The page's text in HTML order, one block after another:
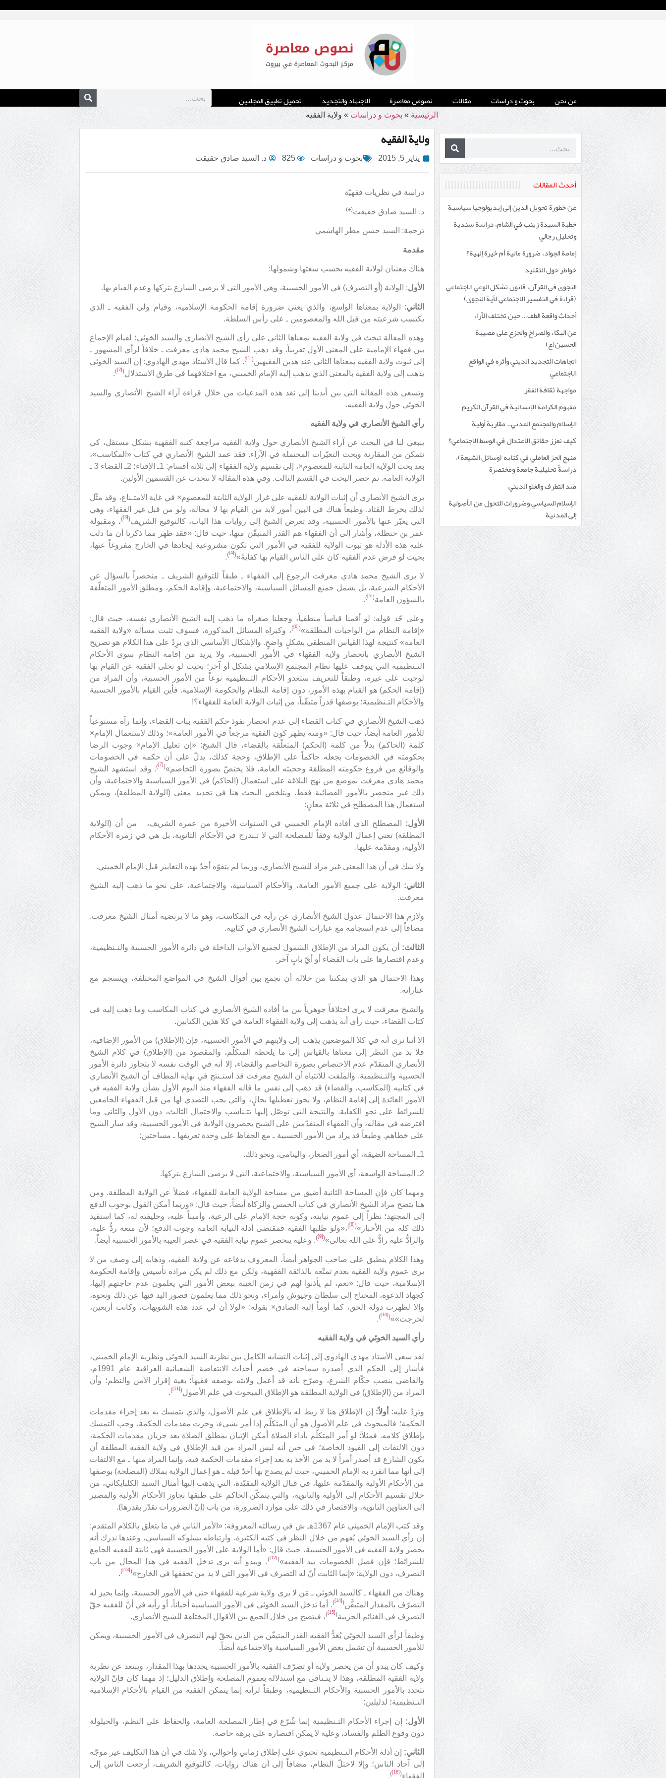
من نحن بحوث و دراسات مقالات نصوص معاصرة الاجتهاد والتجديد تحميل تطبيق المجلتين
الرئيسية » بحوث و دراسات » ولاية الفقيه
أحدث المقالات
عن خطورة تحويل الدين إلى إيديولوجيا سياسية
خطبة السيدة زينب في الشام، دراسة سندية
وتحليل رجالي
إمامة الجواد، ضرورة مالية أم خيرة إلهية؟
خواطر حول التقليد
النجوى في القرآن، قانون تشكل الوعي الاجتماعي
(قراءة في التفسير الاجتماعي لآية النجوى)
أحداث واقعة الطف… حين تختلف الآراء
عن البكاء والصراخ والجزع على مصيبة
الحسين(ع)
اتجاهات التجديد الديني وأثره في الواقع
الاجتماعي
مواجهة ثقافة الفقر
مفهوم الكرامة الإنسانية في القرآن الكريم
الإسلام والمجتمع المدني.. مقاربة أولية
كيف نعزز حقائق الاعتدال في الوسط الاجتماعي؟
منهج الحرّ العاملي في كتابه (وسائل الشيعة)،
دراسةٌ تحليلية جامعة ومختصرة
ضد التطرف والغلو الديني
الإسلام السياسي وضرورات التحول من الأصولية
إلى المدنية
ولاية الفقيه
يناير 5, 2015 بحوث و دراسات 825 د. السيد صادق حقيقت
دراسة في نظريات فقهيّة
د. السيد صادق حقيقت(
*
)
ترجمة: السيد حسن مطر الهاشمي
مقدمة
هناك معنيان لولاية الفقيه بحسب سعتها وشمولها:
الأول: الولاية (أو التصرف) في الأمور الحسبية، وهي الأمور التي لا يرضى الشارع بتركها وعدم القيام بها.
الثاني: الولاية بمعناها الواسع، والذي يعني ضرورة إقامة الحكومة الإسلامية، وقيام ولي الفقيه ـ الذي
يكتسب شرعيته من قبل الله والمعصومين ـ على رأس السلطة.
وهذه المقالة تبحث في ولاية الفقيه بمعناها الثاني على رأي الشيخ الأنصاري والسيد الخوئي؛ لقيام الإجماع
بين فقهاء الإمامية على المعنى الأول تقريباً. وقد ذهب الشيخ محمد هادي معرفت ـ خلافاً لرأي المشهور ـ
إلى ثبوت ولاية الفقيه بمعناها الثاني عند هذين الفقيهين(
[1]
). كما قال الأستاذ مهدي الهادوي: إن السيد الخوئي
يذهب إلى ولاية الفقيه بالمعنى الذي يذهب إليه الإمام الخميني، مع اختلافهما في طرق الاستدلال(
[2]
)
.
وتسعى هذه المقالة التي بين أيدينا إلى نقد هذه المدعيات من خلال قراءة آراء الشيخ الأنصاري والسيد
الخوئي حول ولاية الفقيه.
رأي الشيخ الأنصاري في ولاية الفقيه
ينبغي لنا في البحث عن آراء الشيخ الأنصاري حول ولاية الفقيه مراجعة كتبه الفقهية بشكل مستقل، كي
نتمكن من المقارنة وبحث التغيّرات المحتملة في الآراء. فقد عمد الشيخ الأنصاري في كتاب «المكاسب»،
بعد بحث الولاية العامة الثابتة للمعصوم×، إلى تقسيم ولاية الفقهاء إلى ثلاثة أقسام: 1ـ الإفتاء؛ 2ـ القضاء 3 ـ
الولاية العامة. ثم حصر البحث في القسم الثالث. وفي هذه المقالة لا نتحدث عن القسمين الأولين.
يرى الشيخ الأنصاري أن إثبات الولاية للفقيه على غرار الولاية الثابتة للمعصوم× في غاية الامتـناع، وقد مثّل
لذلك بخرط القتاد. وطبعاً هناك في البين أمور لابد من القيام بها لا محالة، ولو من قبل غير الفقهاء، وهي
التي يعبّر عنها بالأمور الحسبية، وقد تعرض الشيخ إلى روايات هذا الباب، كالتوقيع الشريف(
[3]
)، ومقبولة
عمر بن حنظلة، وأشار إلى أن الفقهاء هم القدر المتيقّن منها، حيث قال: «فقد ظهر مما ذكرنا أن ما دلت
عليه هذه الأدلة هو ثبوت الولاية للفقيه في الأمور التي تكون مشروعية إيجادها في الخارج مفروغاً عنها،
بحيث لو فرض عدم الفقيه كان على الناس القيام بها كفايةً»(
[4]
)
.
لا يرى الشيخ محمد هادي معرفت الرجوع إلى الفقهاء ـ طبقاً للتوقيع الشريف ـ منحصراً بالسؤال عن
الأحكام الشرعية، بل يشمل جميع المسائل السياسية، والاجتماعية، وإقامة الحكم، ومطلق الأمور المتعلّقة
بالشؤون العامة(
[5]
)
.
وعلى حّد قوله: لو أقمنا قياساً منطقياً، وجعلنا صغراه ما ذهب إليه الشيخ الأنصاري نفسه، حيث قال:
«إقامة النظام من الواجبات المطلقة»(
[6]
)، وكبراه المسائل المذكورة، فسوف تثبت مسألة «ولاية الفقيه
العامة» كنتيجة لهذا القياس المنطقي بشكلٍ واضحٍ. والإشكال الأساسي الذي يرِدُ على هذا الكلام هو تصريح
الشيخ الأنصاري بانحصار ولاية الفقهاء في الأمور الحسبية، ولا يريد من إقامة النظام سوى الأحكام
التـنظيمية التي يتوقف عليها نظام المجتمع الإسلامي بشكل أو آخر؛ بحيث لو تخلى الفقيه عن القيام بها
لوجبت على غيره، وطبقاً للتعريف ستغدو الأحكام التـنظيمية نوعاً من الأمور الحسبية، وأن المراد من
(إقامة الحكم) هو القيام بهذه الأمور، دون إقامة النظام والحكومة الإسلامية. فأين القيام بالأمور الحسبية
والأحكام التـنظيمية؛ بوصفها قدراً متيقّناً، من إثبات الولاية العامة للفقهاء؟!
ذهب الشيخ الأنصاري في كتاب القضاء إلى عدم انحصار نفوذ حكم الفقيه بباب القضاء، وإنما رآه مستوعباً
للأمور العامة أيضاً، حيث قال: «ومنه يظهر كون الفقيه مرجعاً في الأمور العامة»؛ وذلك لاستعمال الإمام×
كلمة (الحاكم) بدلاً من كلمة (الحكم) المتعلّقة بالقضاء، قال الشيخ: «إن تعليل الإمام× وجوب الرضا
بحكومته في الخصومات بجعله حاكماً على الإطلاق، وحجة كذلك، يدلّ على أن حكمه في الخصومات
والوقائع من فروع حكومته المطلقة وحجيته العامة، فلا يختصّ بصورة التخاصم»(
[7]
). وقد استشهد الشيخ
محمد هادي معرفت بموضع من نهج البلاغة على استعمال (الحاكم) في الأمور السياسية والاجتماعية، وأن
ذلك غير منحصر بالأمور القضائية فقط. ويتلخص البحث هنا في تحديد معنى (الولاية المطلقة)، ويمكن
استعمال هذا المصطلح في ثلاثة معانٍ:
الأول: المصطلح الذي أفاده الإمام الخميني في السنوات الأخيرة من عمره الشريف، من أن (الولاية
المطلقة) تعني إعمال الولاية وفقاً للمصلحة التي لا تـندرج في الأحكام الثانوية، بل هي في زمرة الأحكام
الأولية، ومقدّمة عليها.
ولا شك في أن هذا المعنى غير مراد للشيخ الأنصاري، وربما لم يتفوّه أحدٌ بهذه التعابير قبل الإمام الخميني.
الثاني: الولاية على جميع الأمور العامة، والأحكام السياسية، والاجتماعية، على نحو ما ذهب إليه الشيخ
معرفت.
ولازم هذا الاحتمال عدول الشيخ الأنصاري عن رأيه في المكاسب، وهو ما لا يرتضيه أمثال الشيخ معرفت.
مضافاً إلى عدم انسجامه مع عبارات الشيخ الأنصاري في كتابيه.
الثالث: أن يكون المراد من الإطلاق الشمول لجميع الأبواب الداخلة في دائرة الأمور الحسبية والتـنظيمية،
وعدم اقتصارها على باب القضاء أو أيّ بابٍ آخر.
وهذا الاحتمال هو الذي يمكننا من خلاله أن نجمع بين أقوال الشيخ في المواضع المختلفة، وينسجم مع
عباراته.
والشيخ معرفت لا يرى اختلافاً جوهرياً بين ما أفاده الشيخ الأنصاري في كتاب المكاسب وما ذهب إليه في
كتاب القضاء، حيث رأى أنه يذهب إلى ولاية الفقهاء العامة في كلا هذين الكتابين.
إلا أننا نرى أنه في كلا الموضعين يذهب إلى ولايتهم في الأمور الحسبية، فإن (الإطلاق) من الأمور الإضافية،
فلا بد من النظر إلى معناها بالقياس إلى ما يلحظه المتكلّم، والمقصود من (الإطلاق) في كلام الشيخ
الأنصاري المتقدّم عدم الاختصاص بصورة التخاصم والقضاء، إلا أنه في الوقت نفسه لا يتجاوز دائرة الأمور
الحسبية والتـنظيمية. والملفت للانتباه أن الشيخ معرفت قد استـنتج في نهاية المطاف أن الشيخ الأنصاري
في كتابيه (المكاسب، والقضاء) قد ذهب إلى نفس ما قاله الفقهاء منذ اليوم الأول بشأن ولاية الفقيه في
الأمور العائدة إلى إقامة النظام، ولا يجوز تعطيلها بحالٍ، والتي يجب التصدي لها من قبل الفقهاء الجامعين
للشرائط على نحو الكفاية. والنتيجة التي توصّل إليها تتـناسب والاحتمال الثالث، دون الأول والثاني وما
افترضه في مقاله، وأن الفقهاء المتقدّمين على الشيخ يحصرون الولاية في الأمور الحسبية، وقد سار الشيخ
على خطاهم. وطبعاً قد يراد من الأمور الحسبية ـ مع الحفاظ على وحدة تعريفها ـ مساحتين:
1ـ المساحة الضيقة، أي أمور الصغار، واليتامى، ونحو ذلك.
2ـ المساحة الواسعة، أي الأمور السياسية، والاجتماعية، التي لا يرضى الشارع بتركها.
ومهما كان فإن المساحة الثانية أضيق من مساحة الولاية العامة للفقهاء، فضلاً عن الولاية المطلقة. ومن
هنا يتضح مراد الشيخ الأنصاري في كتاب الخمس والزكاة أيضاً، حيث قال: «وربما أمكن القول بوجوب الدفع
إلى المجتهد؛ نظراً إلى عموم نيابته، وكونه حجة الإمام على الرعية، وأميناً عليه، وخليفته له، كما استفيد
ذلك كله من الأخبار»(
[8]
)،«ولو طلبها الفقيه فمقتضى أدلة النيابة العامة وجوب الدفع؛ لأن منعه ردٌّ عليه،
والرادُّ عليه رادٌّ على الله تعالى»(
[9]
). وعليه ينحصر عموم نيابة الفقيه في عصر الغيبة بالأمور الحسبية أيضاً.
وهذا الكلام ينطبق على صاحب الجواهر أيضاً، المعروف بدفاعه عن ولاية الفقيه، وذهابه إلى وصف من لا
يرى عموم ولاية الفقيه بعدم تمتّعه بالذائقة الفقهية، ولكن مع ذلك لم يكن مراده تأسيس وإقامة الحكومة
الإسلامية، حيث قال: «نعم، لم يأذنوا لهم في زمن الغيبة ببعض الأمور التي يعلمون عدم حاجتهم إليها،
كجهاد الدعوة، المحتاج إلى سلطان وجيوش وأمراء، ونحو ذلك مما يعلمون قصور اليد فيها عن ذلك ونحوه،
وإلا لظهرت دولة الحق، كما أومأ إليه الصادق× بقوله: «لولا أن لي عدد هذه الشويهات، وكانت أربعين،
لخرجت»»(
[10]
)
.
رأي السيد الخوئي في ولاية الفقيه
لقد سعى الأستاذ مهدي الهادوي إلى إثبات التشابه الكامل بين نظرية السيد الخوئي ونظرية الإمام الخميني،
فأشار إلى الحكم الذي أصدره سماحته في خضم أحداث الانتفاضة الشعبانية العراقية عام 1991م،
والقاضي بنصب حكّام الشرع، وصرّح بأنه قد أعمل ولايته بوصفه فقيهاً؛ بغية إقرار الأمن والنظم؛ وأن
المراد من (الإطلاق) في الولاية المطلقة هو الإطلاق المبحوث في علم الأصول(
[11]
)
.
ويَرِدُ عليه: أولاً: إن الإطلاق هنا لا ربط له بالإطلاق في علم الأصول، والذي يتمسك به بعد إجراء مقدمات
الحكمة؛ فالمبحوث في علم الأصول هو أن المتكلّم إذا أمر بشيء، وجرت مقدمات الحكمة، وجب التمسك
بإطلاق كلامه. فمثلاً: لو أمر المتكلّم بأداء الصلاة أمكن الإتيان بمطلق الصلاة بعد جريان مقدمات الحكمة،
دون الالتفات إلى القيود الخاصة؛ في حين أنه ليس المراد من قيد الإطلاق في ولاية الفقيه المطلقة أن
يكون الشارع قد أصدر أمراً لا بد من الأخذ به بعد إجراء مقدمات الحكمة فيه، وإنما المراد منها ـ مع الالتفات
إلى أنها مما انفرد به الإمام الخميني، حيث لم يصدع بها أحدٌ قبله ـ هو إعمال الولاية بملاك (المصلحة) بوصفها
من الأحكام الأولية والمقدّمة عليها، في قبال الولاية المقيّدة، التي يذهب إليها أمثال السيد الكلبايكاني، من
خلال تقسيم الأحكام إلى الأولية والثانوية، والتي يتمكّن الحاكم على طبقها تجاوز الأحكام الأولية والمصير
إلى العناوين الثانوية، والاقتصار في ذلك على موارد الضرورة، من باب (إنّ الضرورات تقدّر بقدرها).
وقد كتب الإمام الخميني عام 1367هـ ش في رسالته المعروفة: «الأمر الثاني في ما يتعلق بالكلام المتقدم:
إن رأي السيد الخوئي يُفهم من خلال النظر في كتبه الكثيرة، وارتباطه بسلوكه السياسي، وعندها ندرك أنه
يحصر ولاية الفقيه في الأمور الحسبية، حيث قال: «أما الولاية على الأمور الحسبية فهي ثابتة للفقيه الجامع
للشرائط؛ فإن فصل الخصومات بيد الفقيه»(
[12]
). ويبدو أنه يرى تدخل الفقيه في هذا المجال من باب
التصرف، دون الولاية: «إنما الثابت أنّ له التصرف في الأمور التي لا بد من تحققها في الخارج»(
[13]
)
.
وهناك من الفقهاء ـ كالسيد الخوئي ـ مَن لا يرى ولاية شرعية للفقهاء حتى في الأمور الحسبية، وإنما يجيز له
التصرّف بالمقدار المتيقَّن(
[14]
). أما تدخل السيد الخوئي في الأمور السياسية أحياناً، أو رأيه في أنّ للفقيه حقّ
التصرف في الغنائم الحربية(
[15]
)، فيتضح من خلال الجمع بين الأقوال المختلفة للشيخ الأنصاري.
وطبقاً لرأي السيد الخوئي يُعَدُّ الفقيه القدر المتيقّن من الذين يحقّ لهم التصرف في الأمور الحسبية، ويمكن
للأمور الحسبية أن تشمل بعض الأمور السياسية والاجتماعية أيضاً.
وكيف كان يبدو أن من يحصر ولاية أو تصرّف الفقيه بالأمور الحسبية يحددها بهذا المقدار، ويبتعد عن نظرية
ولاية الفقيه المطلقة، وهذا لا يتـنافى مع استدلاله بعموم المصلحة وإطلاق الدليل؛ إذ مهما كان فإنّ الولاية
تتحدد بالأمور الحسبية والأحكام التـنظيمية، وطبقاً لرأيه إنما يتمكن الفقيه من القيام بالأحكام الإسلامية
التـنظيمية؛ لدليلين:
الأول: إن إجراء الأحكام التـنظيمية إنما شُرّع في إطار المصلحة العامة، والحفاظ على النظم، والحيلولة
دون وقوع الظلم والفساد، وعليه لا يمكن اقتصاره على برهة خاصة.
الثاني: إن أدلة الأحكام التـنظيمية تحتوي على إطلاق زماني وأحوالي، ولا شك في أن هذا التكليف غير موجّه
إلى آحاد الناس؛ وإلا لاختلّ النظام، مضافاً إلى أن هناك روايات، كالتوقيع الشريف، أرجعت الناس إلى
الفقهاء(
[16]
)
.